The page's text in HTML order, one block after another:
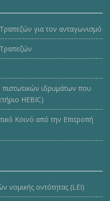
για τον ανταγωνισμό
ιδρυμάτων που
HEBIC)
Κοινό από την Επιτροπή
νομικής οντότητας (LEI)